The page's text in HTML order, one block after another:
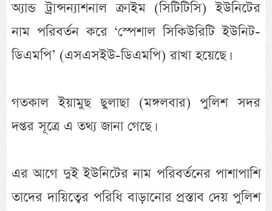
অ্যান্ড ট্রান্সন্যাশনাল ক্রাইম (সিটিটিসি) ইউনিটের
নাম পরিবর্তন করে ‘স্পেশাল সিকিউরিটি ইউনিট-
ডিএমপি’ (এসএসইউ-ডিএমপি) রাখা হয়েছে।
গতকাল ইয়ামুছ ছুলাছা (মঙ্গলবার) পুলিশ সদর
দপ্তর সূত্রে এ তথ্য জানা গেছে।
এর আগে দুই ইউনিটের নাম পরিবর্তনের পাশাপাশি
তাদের দায়িত্বের পরিধি বাড়ানোর প্রস্তাব দেয় পুলিশ